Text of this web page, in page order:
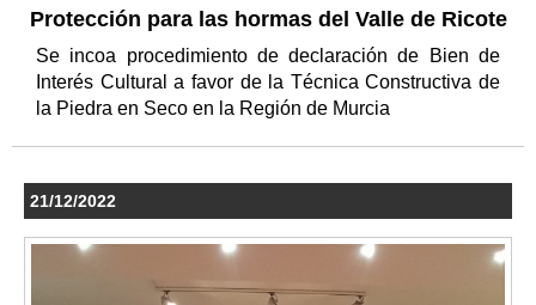
Protección para las hormas del Valle de Ricote
Se incoa procedimiento de declaración de Bien de
Interés Cultural a favor de la Técnica Constructiva de
la Piedra en Seco en la Región de Murcia
21/12/2022